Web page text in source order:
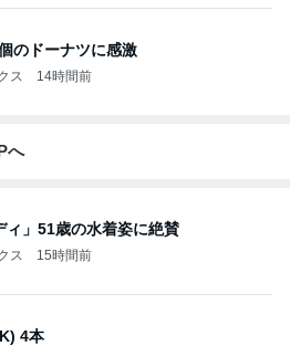
のドーナツに感激
ス 14時間前
へ
ィ」51歳の水着姿に絶賛
ス 15時間前
4本